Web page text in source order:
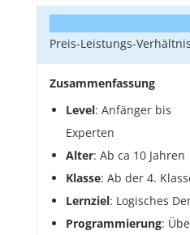
Preis-Leistungs-
Zusammenfassung
Level: Anfänger bis
Experten
Alter: Ab ca 10 Jahren
Klasse: Ab der 4.
Lernziel: Logisches
Programmierung: